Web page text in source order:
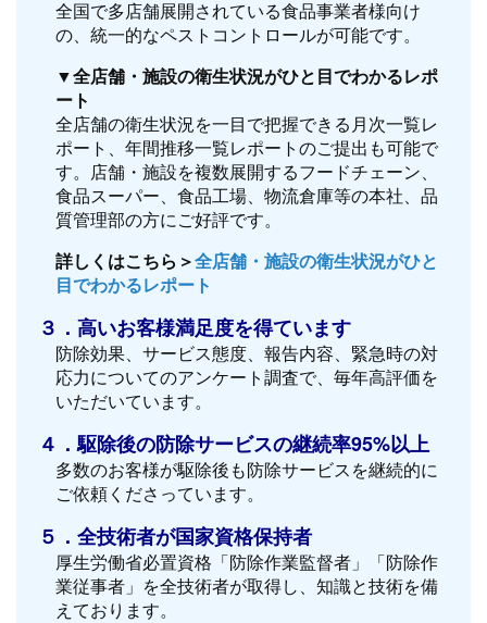
全国で多店舗展開されている食品事業者様向け
の、統一的なペストコントロールが可能です。
▼全店舗・施設の衛生状況がひと目でわかるレポ
ート
全店舗の衛生状況を一目で把握できる月次一覧レ
ポート、年間推移一覧レポートのご提出も可能で
す。店舗・施設を複数展開するフードチェーン、
食品スーパー、食品工場、物流倉庫等の本社、品
質管理部の方にご好評です。
詳しくはこちら＞全店舗・施設の衛生状況がひと
目でわかるレポート
３．高いお客様満足度を得ています
防除効果、サービス態度、報告内容、緊急時の対
応力についてのアンケート調査で、毎年高評価を
いただいています。
４．駆除後の防除サービスの継続率95%以上
多数のお客様が駆除後も防除サービスを継続的に
ご依頼くださっています。
５．全技術者が国家資格保持者
厚生労働省必置資格「防除作業監督者」「防除作
業従事者」を全技術者が取得し、知識と技術を備
えております。